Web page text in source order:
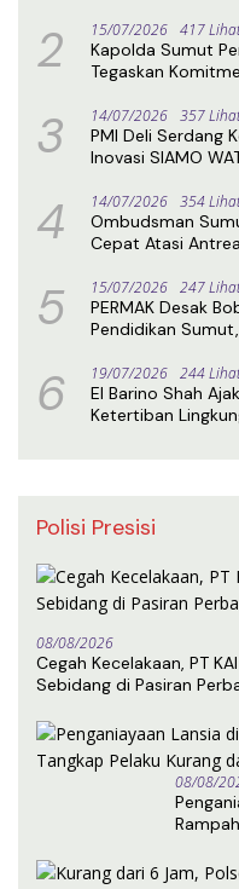
2 15/07/2026 417
Kapolda Sumut
Tegaskan
3 14/07/2026 357
PMI Deli Serdang
Inovasi SIAMO
4 14/07/2026 354
Ombudsman
Cepat Atasi
5 15/07/2026 247
PERMAK Desak
Pendidikan
6 19/07/2026 244
El Barino Shah
Ketertiban
Polisi Presisi
08/08/2026
Cegah Kecelakaan, PT
Sebidang di Pasiran
08/08/